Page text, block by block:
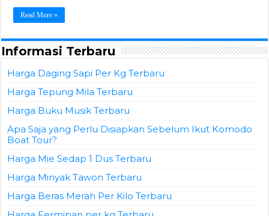
Read More »
Informasi Terbaru
Harga Daging Sapi Per Kg Terbaru
Harga Tepung Mila Terbaru
Harga Buku Musik Terbaru
Apa Saja yang Perlu Disiapkan Sebelum Ikut Komodo
Boat Tour?
Harga Mie Sedap 1 Dus Terbaru
Harga Minyak Tawon Terbaru
Harga Beras Merah Per Kilo Terbaru